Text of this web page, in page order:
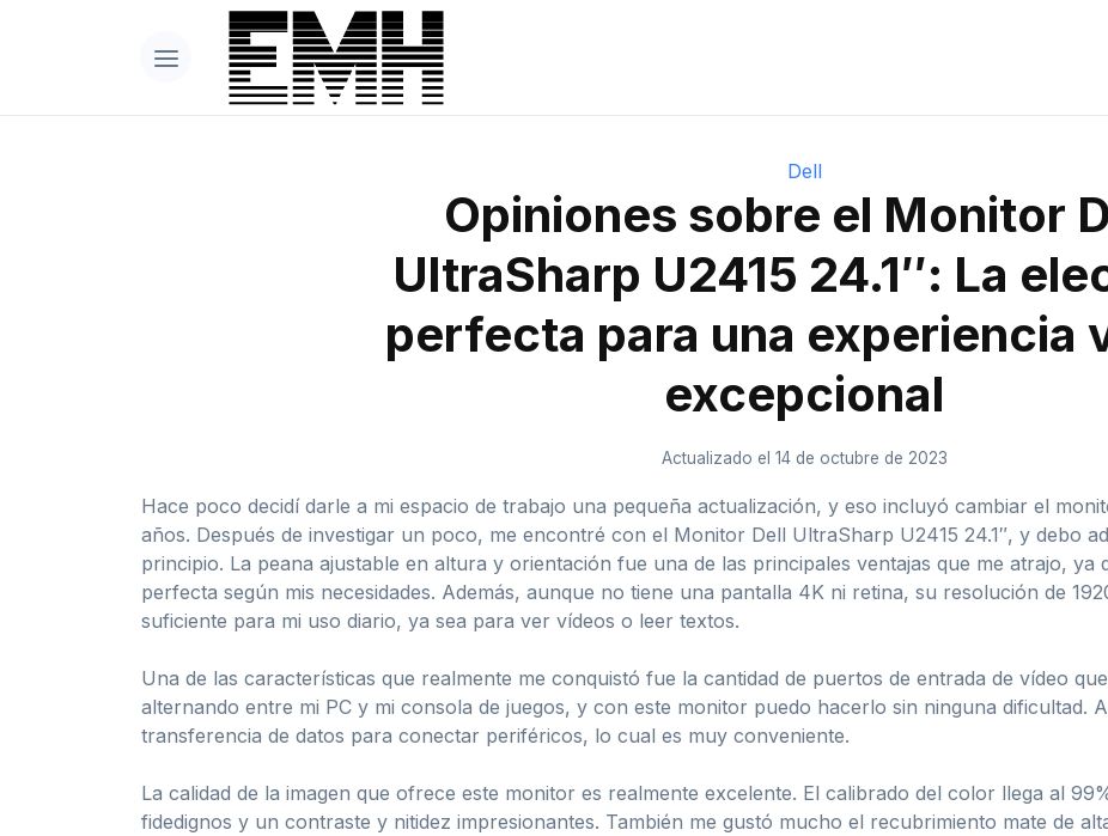
Dell
Opiniones sobre el Monitor
UltraSharp U2415 24.1″: La
perfecta para una experiencia
excepcional
Actualizado el 14 de octubre de 2023
Hace poco decidí darle a mi espacio de trabajo una pequeña actualización, y eso incluyó cambiar el
años. Después de investigar un poco, me encontré con el Monitor Dell UltraSharp U2415 24.1″, y debo
principio. La peana ajustable en altura y orientación fue una de las principales ventajas que me atrajo, ya
perfecta según mis necesidades. Además, aunque no tiene una pantalla 4K ni retina, su resolución de
suficiente para mi uso diario, ya sea para ver vídeos o leer textos.
Una de las características que realmente me conquistó fue la cantidad de puertos de entrada de vídeo
alternando entre mi PC y mi consola de juegos, y con este monitor puedo hacerlo sin ninguna dificultad.
transferencia de datos para conectar periféricos, lo cual es muy conveniente.
La calidad de la imagen que ofrece este monitor es realmente excelente. El calibrado del color llega al
fidedignos y un contraste y nitidez impresionantes. También me gustó mucho el recubrimiento mate de